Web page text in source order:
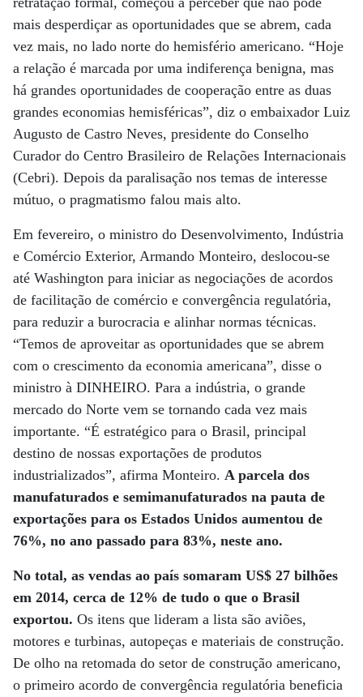
mais desperdiçar as oportunidades que se abrem, cada
vez mais, no lado norte do hemisfério americano. “Hoje
a relação é marcada por uma indiferença benigna, mas
há grandes oportunidades de cooperação entre as duas
grandes economias hemisféricas”, diz o embaixador Luiz
Augusto de Castro Neves, presidente do Conselho
Curador do Centro Brasileiro de Relações Internacionais
(Cebri). Depois da paralisação nos temas de interesse
mútuo, o pragmatismo falou mais alto.
Em fevereiro, o ministro do Desenvolvimento, Indústria
e Comércio Exterior, Armando Monteiro, deslocou-se
até Washington para iniciar as negociações de acordos
de facilitação de comércio e convergência regulatória,
para reduzir a burocracia e alinhar normas técnicas.
“Temos de aproveitar as oportunidades que se abrem
com o crescimento da economia americana”, disse o
ministro à DINHEIRO. Para a indústria, o grande
mercado do Norte vem se tornando cada vez mais
importante. “É estratégico para o Brasil, principal
destino de nossas exportações de produtos
industrializados”, afirma Monteiro. A parcela dos
manufaturados e semimanufaturados na pauta de
exportações para os Estados Unidos aumentou de
76%, no ano passado para 83%, neste ano.
No total, as vendas ao país somaram US$ 27 bilhões
em 2014, cerca de 12% de tudo o que o Brasil
exportou. Os itens que lideram a lista são aviões,
motores e turbinas, autopeças e materiais de construção.
De olho na retomada do setor de construção americano,
o primeiro acordo de convergência regulatória beneficia